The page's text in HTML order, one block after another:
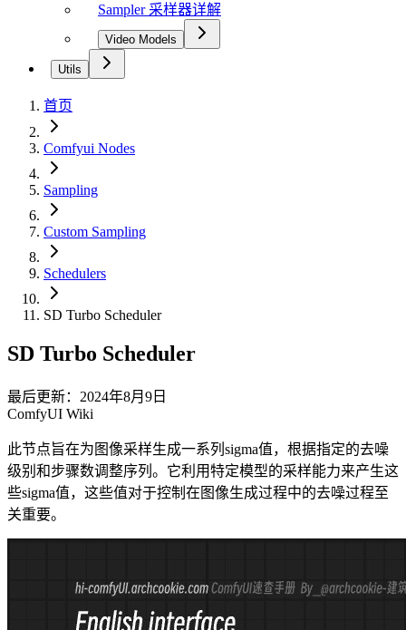
Sampler 采样器详解
Video Models
Utils
首页
Comfyui Nodes
Sampling
Custom Sampling
Schedulers
SD Turbo Scheduler
SD Turbo Scheduler
最后更新：2024年8月9日
ComfyUI Wiki
此节点旨在为图像采样生成一系列sigma值，根据指定的去噪
级别和步骤数调整序列。它利用特定模型的采样能力来产生这
些sigma值，这些值对于控制在图像生成过程中的去噪过程至
关重要。